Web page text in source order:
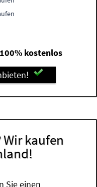
kostenlos
kaufen
Sie einen